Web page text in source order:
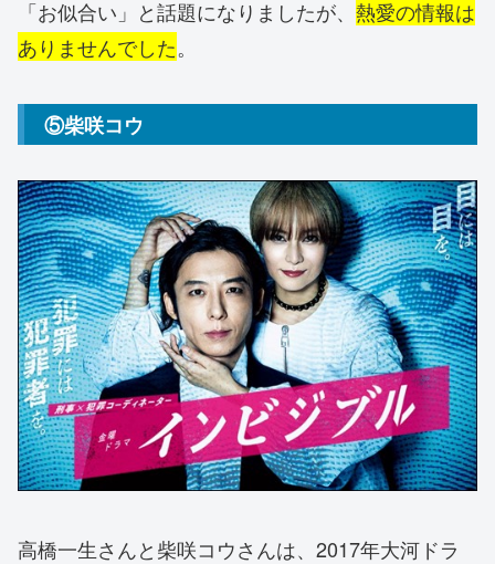
「お似合い」と話題になりましたが、 熱愛の情報は
ありませんでした。
⑤柴咲コウ
高橋一生さんと柴咲コウさんは、2017年大河ドラ